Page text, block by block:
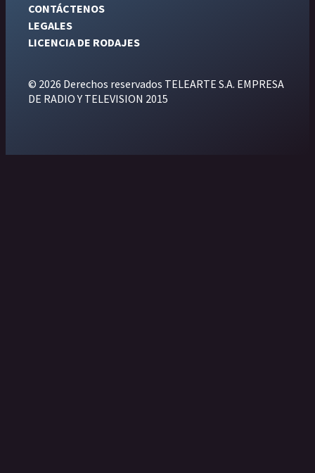
CONTÁCTENOS
LEGALES
LICENCIA DE RODAJES
© 2026 Derechos reservados TELEARTE S.A. EMPRESA
DE RADIO Y TELEVISION 2015